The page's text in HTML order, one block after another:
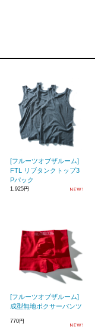
[フルーツオブザルーム]
FTL リブタンクトップ3
Pパック
1,925円
[フルーツオブザルーム]
成型無地ボクサーパンツ
770円